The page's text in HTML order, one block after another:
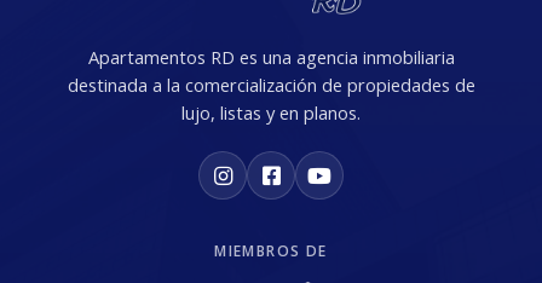
Apartamentos RD es una agencia inmobiliaria
destinada a la comercialización de propiedades de
lujo, listas y en planos.
MIEMBROS DE